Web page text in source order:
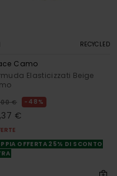
RECYCLED
Camo
Elasticizzati Beige
€ 48%
€
OFFERTA 25% DI SCONTO